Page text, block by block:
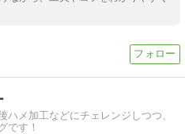
ハメ加工などにチェレンジしつつ、
です！